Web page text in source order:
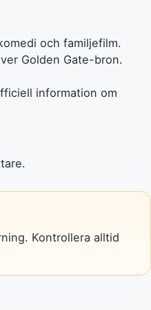
och familjefilm.
Golden Gate-bron.
information om
Kontrollera alltid